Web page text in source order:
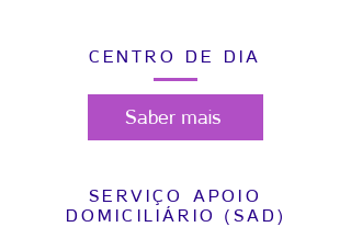
CENTRO DE DIA
Saber mais
SERVIÇO APOIO
DOMICILIÁRIO( SAD)